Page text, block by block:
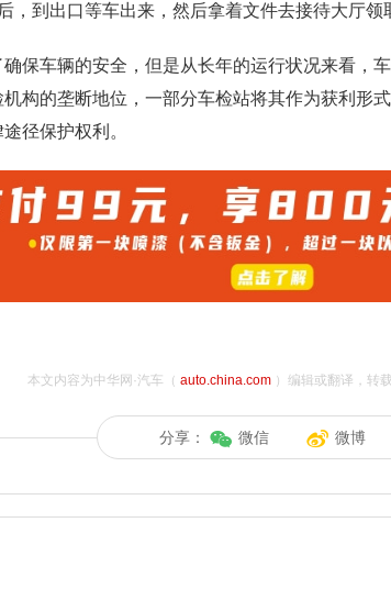
，到出口等车出来，然后拿着文件去接待大厅领
保车辆的安全，但是从长年的运行状况来看，
构的垄断地位，一部分车检站将其作为获利形
径保护权利。
本文内容为中华网·汽车（ auto.china.com）编辑或翻译，转
分享： 微信 微博